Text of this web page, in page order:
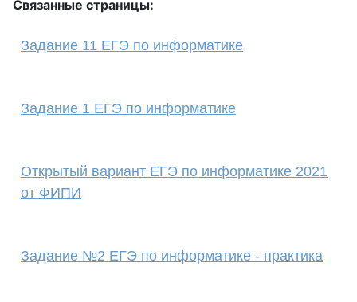
Связанные страницы:
Задание 11 ЕГЭ по информатике
Задание 1 ЕГЭ по информатике
Открытый вариант ЕГЭ по информатике 2021
от ФИПИ
Задание №2 ЕГЭ по информатике - практика